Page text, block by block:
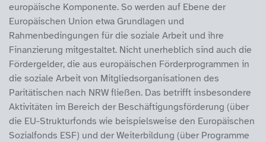
europäische Komponente. So werden auf Ebene der
Europäischen Union etwa Grundlagen und
Rahmenbedingungen für die soziale Arbeit und ihre
Finanzierung mitgestaltet. Nicht unerheblich sind auch die
Fördergelder, die aus europäischen Förderprogrammen in
die soziale Arbeit von Mitgliedsorganisationen des
Paritätischen nach NRW fließen. Das betrifft insbesondere
Aktivitäten im Bereich der Beschäftigungsförderung (über
die EU-Strukturfonds wie beispielsweise den Europäischen
Sozialfonds ESF) und der Weiterbildung (über Programme